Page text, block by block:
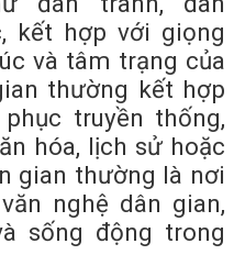
kết hợp với giọng
và tâm trạng của
thường kết hợp
truyền thống,
hóa, lịch sử hoặc
gian thường là nơi
nghệ dân gian,
sống động trong